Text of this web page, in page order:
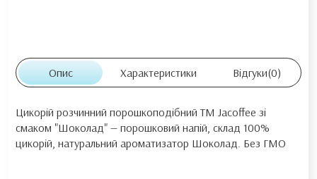
Опис Характеристики Відгуки(0)
Цикорій розчинний порошкоподібний ТМ Jacoffee зі
смаком "Шоколад" — порошковий напій, склад 100%
цикорій, натуральний ароматизатор Шоколад. Без ГМО